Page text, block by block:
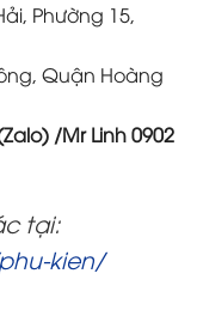
Phường 15,
Quận Hoàng
/Mr Linh 0902
tại:
kien/